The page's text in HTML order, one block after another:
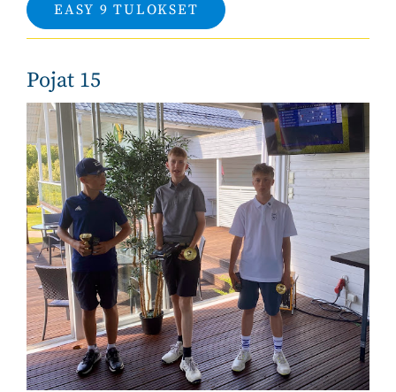
EASY 9 TULOKSET
Pojat 15